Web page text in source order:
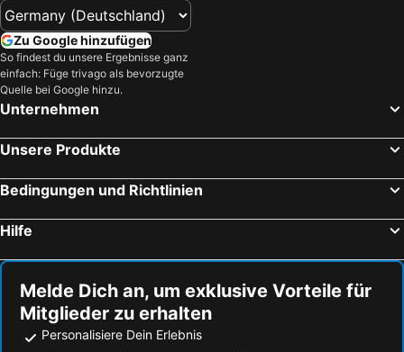
Zu Google hinzufügen
So findest du unsere Ergebnisse ganz
einfach: Füge trivago als bevorzugte
Quelle bei Google hinzu.
Unternehmen
Unsere Produkte
Bedingungen und Richtlinien
Hilfe
Melde Dich an, um exklusive Vorteile für
Mitglieder zu erhalten
Personalisiere Dein Erlebnis